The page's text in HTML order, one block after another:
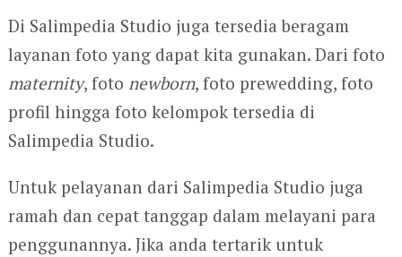
Di Salimpedia Studio juga tersedia beragam
layanan foto yang dapat kita gunakan. Dari foto
maternity, foto newborn, foto prewedding, foto
profil hingga foto kelompok tersedia di
Salimpedia Studio.
Untuk pelayanan dari Salimpedia Studio juga
ramah dan cepat tanggap dalam melayani para
penggunannya. Jika anda tertarik untuk